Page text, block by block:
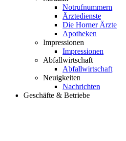
Notrufnummern
Ärztedienste
Die Horner Ärzte
Apotheken
Impressionen
Impressionen
Abfallwirtschaft
Abfallwirtschaft
Neuigkeiten
Nachrichten
Geschäfte & Betriebe